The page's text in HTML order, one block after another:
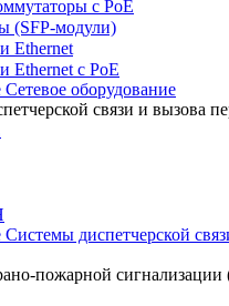
с РоЕ
(SFP-модули)
Ethernet
Ethernet с PoE
Сетевое оборудование
связи и вызова
Системы диспетчерской
пожарной